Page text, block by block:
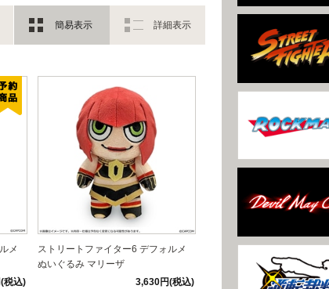
簡易表示 詳細表示
メ
税込)
ストリートファイター6 デフォルメ
ぬいぐるみ マリーザ
3,630円(税込)